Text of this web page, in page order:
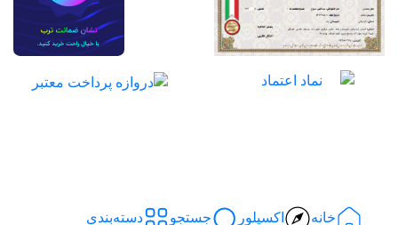
خانه اکسپلور جستجو
دسته‌بندی‌